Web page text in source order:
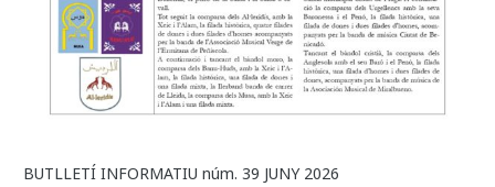
BUTLLETÍ INFORMATIU núm. 39 JUNY 2026